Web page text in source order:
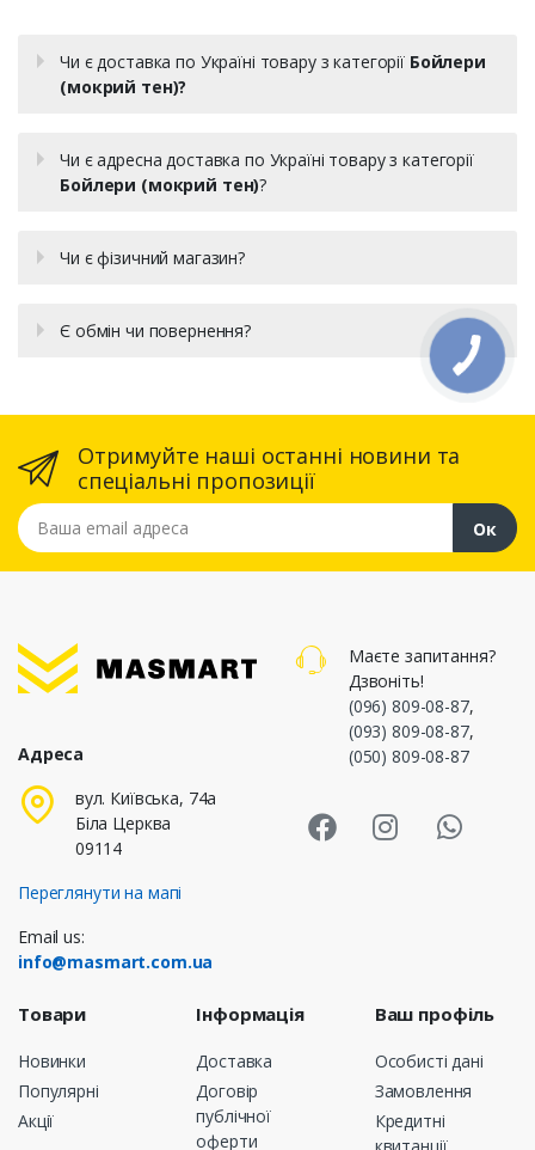
Чи є доставка по Україні товару з категорії Бойлери
(мокрий тен)?
Чи є адресна доставка по Україні товару з категорії
Бойлери (мокрий тен)?
Чи є фізичний магазин?
Є обмін чи повернення?
Отримуйте наші останні новини та
спеціальні пропозиції
Ваша email адреса
Ок
Адреса
вул. Київська, 74а
Біла Церква
09114
Переглянути на мапі
Email us:
info@masmart.com.ua
Маєте запитання?
Дзвоніть!
(096) 809-08-87,
(093) 809-08-87,
(050) 809-08-87
Товари
Новинки
Популярні
Акції
Інформація
Доставка
Договір
публічної
оферти
Ваш профіль
Особисті дані
Замовлення
Кредитні
квитанції